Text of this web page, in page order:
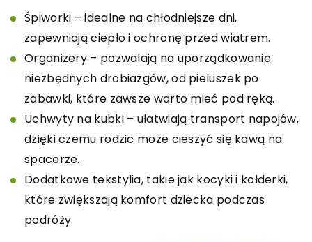
Śpiworki – idealne na chłodniejsze dni,
zapewniają ciepło i ochronę przed wiatrem.
Organizery – pozwalają na uporządkowanie
niezbędnych drobiazgów, od pieluszek po
zabawki, które zawsze warto mieć pod ręką.
Uchwyty na kubki – ułatwiają transport napojów,
dzięki czemu rodzic może cieszyć się kawą na
spacerze.
Dodatkowe tekstylia, takie jak kocyki i kołderki,
które zwiększają komfort dziecka podczas
podróży.